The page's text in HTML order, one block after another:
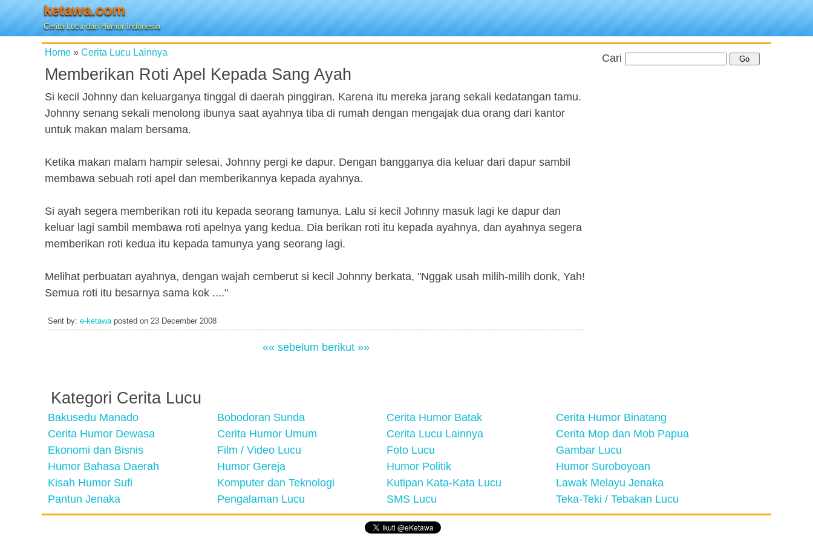
ketawa.com
Cerita Lucu dan Humor Indonesia
Home » Cerita Lucu Lainnya
Memberikan Roti Apel Kepada Sang Ayah
Si kecil Johnny dan keluarganya tinggal di daerah pinggiran. Karena itu mereka jarang sekali kedatangan tamu.
Johnny senang sekali menolong ibunya saat ayahnya tiba di rumah dengan mengajak dua orang dari kantor
untuk makan malam bersama.
Ketika makan malam hampir selesai, Johnny pergi ke dapur. Dengan bangganya dia keluar dari dapur sambil
membawa sebuah roti apel dan memberikannya kepada ayahnya.
Si ayah segera memberikan roti itu kepada seorang tamunya. Lalu si kecil Johnny masuk lagi ke dapur dan
keluar lagi sambil membawa roti apelnya yang kedua. Dia berikan roti itu kepada ayahnya, dan ayahnya segera
memberikan roti kedua itu kepada tamunya yang seorang lagi.
Melihat perbuatan ayahnya, dengan wajah cemberut si kecil Johnny berkata, "Nggak usah milih-milih donk, Yah!
Semua roti itu besarnya sama kok ...."
Sent by: e-ketawaposted on 23 December 2008
«« sebelum berikut »»
Cari
Kategori Cerita Lucu
Bakusedu Manado Bobodoran Sunda Cerita Humor Batak
Cerita Humor Binatang
Cerita Humor Dewasa
Cerita Humor Umum Cerita Lucu Lainnya
Cerita Mop dan Mob Papua
Ekonomi dan Bisnis
Film / Video Lucu Foto Lucu
Gambar Lucu
Humor Bahasa Daerah
Humor Gereja Humor Politik
Humor Suroboyoan
Kisah Humor Sufi
Komputer dan Teknologi Kutipan Kata-Kata Lucu
Lawak Melayu Jenaka
Pantun Jenaka
Pengalaman Lucu SMS Lucu Teka-Teki / Tebakan Lucu